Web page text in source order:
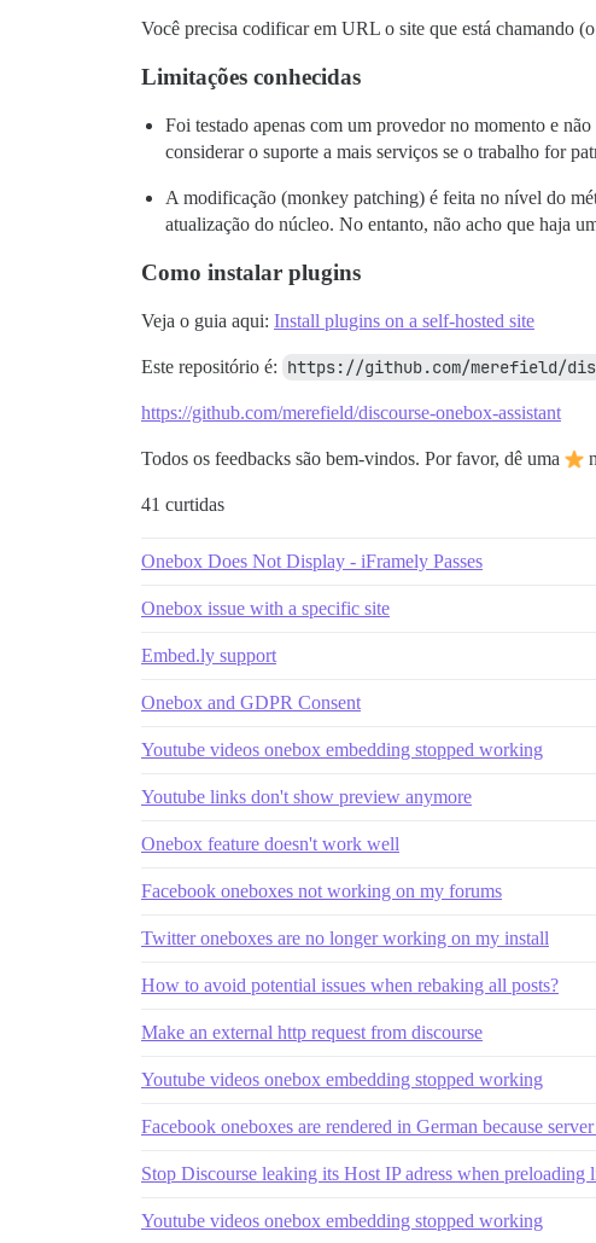
Você precisa codificar em URL o site que está chamando
Limitações conhecidas
Foi testado apenas com um provedor no momento e
considerar o suporte a mais serviços se o trabalho for
A modificação (monkey patching) é feita no nível do
atualização do núcleo. No entanto, não acho que haja
Como instalar plugins
Veja o guia aqui: Install plugins on a self-hosted site
Este repositório é: https://github.com/merefield/
https://github.com/merefield/discourse-onebox-assistant
Todos os feedbacks são bem-vindos. Por favor, dê uma
41 curtidas
Onebox Does Not Display - iFramely Passes
Onebox issue with a specific site
Embed.ly support
Onebox and GDPR Consent
Youtube videos onebox embedding stopped working
Youtube links don't show preview anymore
Onebox feature doesn't work well
Facebook oneboxes not working on my forums
Twitter oneboxes are no longer working on my install
How to avoid potential issues when rebaking all posts?
Make an external http request from discourse
Youtube videos onebox embedding stopped working
Facebook oneboxes are rendered in German because
Stop Discourse leaking its Host IP adress when preloading
Youtube videos onebox embedding stopped working